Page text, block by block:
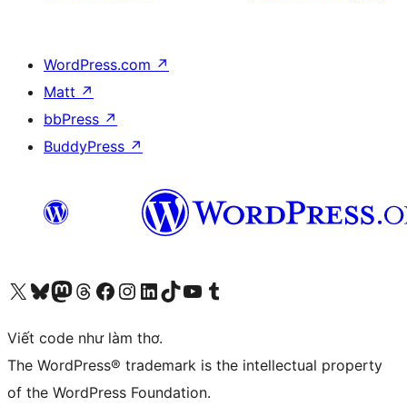
WordPress.com ↗
Matt ↗
bbPress ↗
BuddyPress ↗
Truy cập tài khoản X (trước đây là Twitter) của chúng tôiVisit our Bluesky account
Visit our Mastodon account
Visit our Threads account
Xem trang Facebook của chúng tôiTruy cập tài khoản Instagram của chúng tôiTruy cập tài khoản LinkedIn của chúng tôiVisit our TikTok account
Truy cập kênh YouTube của chúng tôi Visit our Tumblr account
Viết code như làm thơ.
The WordPress® trademark is the intellectual property
of the WordPress Foundation.